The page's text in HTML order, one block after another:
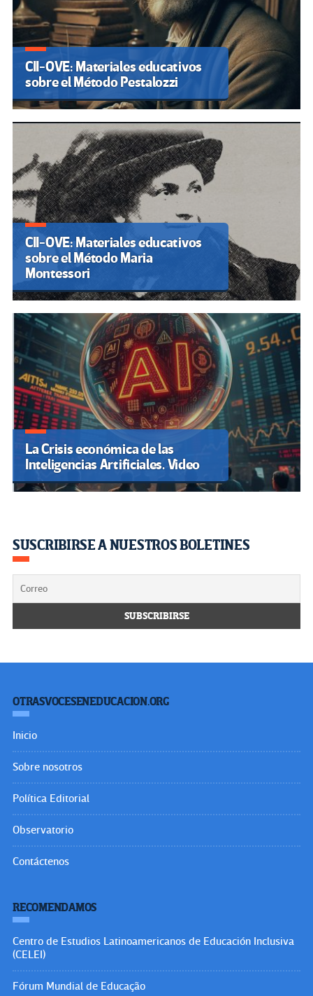
CII-OVE: Materiales educativos
sobre el Método Pestalozzi
CII-OVE: Materiales educativos
sobre el Método Maria
Montessori
La Crisis económica de las
Inteligencias Artificiales. Video
SUSCRIBIRSE A NUESTROS BOLETINES
OTRASVOCESENEDUCACION.ORG
Inicio
Sobre nosotros
Política Editorial
Observatorio
Contáctenos
RECOMENDAMOS
Centro de Estudios Latinoamericanos de Educación Inclusiva
(CELEI)
Fórum Mundial de Educação